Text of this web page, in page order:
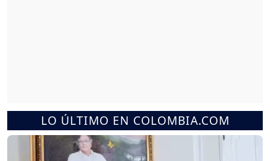
LO ÚLTIMO EN COLOMBIA.COM